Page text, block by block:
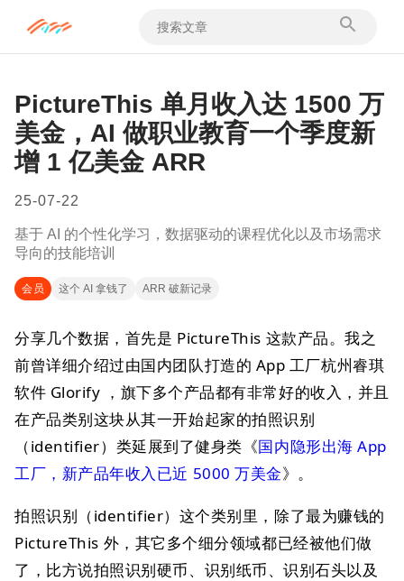
PictureThis 单月收入达 1500 万
美金，AI 做职业教育一个季度新
增 1 亿美金 ARR
25-07-22
基于 AI 的个性化学习，数据驱动的课程优化以及市场需求
导向的技能培训
会员 这个 AI 拿钱了 ARR 破新记录
分享几个数据，首先是 PictureThis 这款产品。我之
前曾详细介绍过由国内团队打造的 App 工厂杭州睿琪
软件 Glorify ，旗下多个产品都有非常好的收入，并且
在产品类别这块从其一开始起家的拍照识别
（identifier）类延展到了健身类《国内隐形出海 App
工厂，新产品年收入已近 5000 万美金》。
拍照识别（identifier）这个类别里，除了最为赚钱的
PictureThis 外，其它多个细分领域都已经被他们做
了，比方说拍照识别硬币、识别纸币、识别石头以及